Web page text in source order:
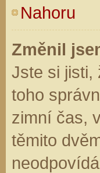
Nahoru
Změnil
Jste si jisti,
toho
zimní čas,
těmito